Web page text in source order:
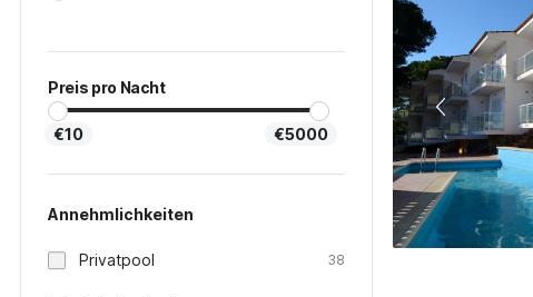
Preis pro Nacht
€10 €5000
Annehmlichkeiten
Privatpool 38